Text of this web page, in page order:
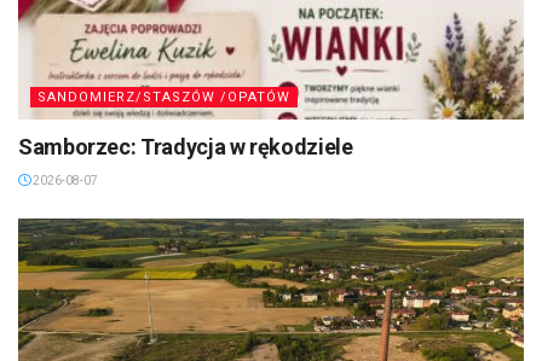
SANDOMIERZ/STASZÓW /OPATÓW
Samborzec: Tradycja w rękodziele
2026-08-07